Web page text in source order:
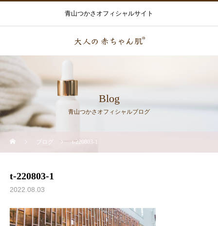
青山つかさオフィシャルサイト
Blog
青山つかさオフィシャルブログ
ブログ t-220803-1
t-220803-1
2022.08.03